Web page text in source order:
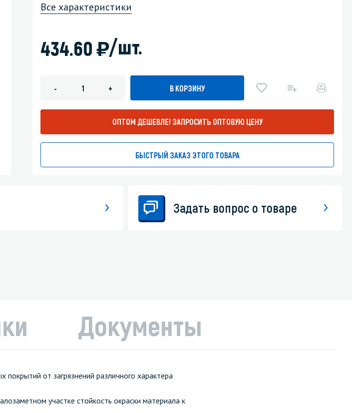
Личная гигиена
Все характеристики
434.60)/шт.
- + В КОРЗИНУ
ОПТОМ ДЕШЕВЛЕ! ЗАПРОСИТЬ ОПТОВУЮ ЦЕНУ
БЫСТРЫЙ ЗАКАЗ ЭТОГО ТОВАРА
Задать вопрос о товаре
Документы
от загрязнений различного характера
участке стойкость окраски материала к